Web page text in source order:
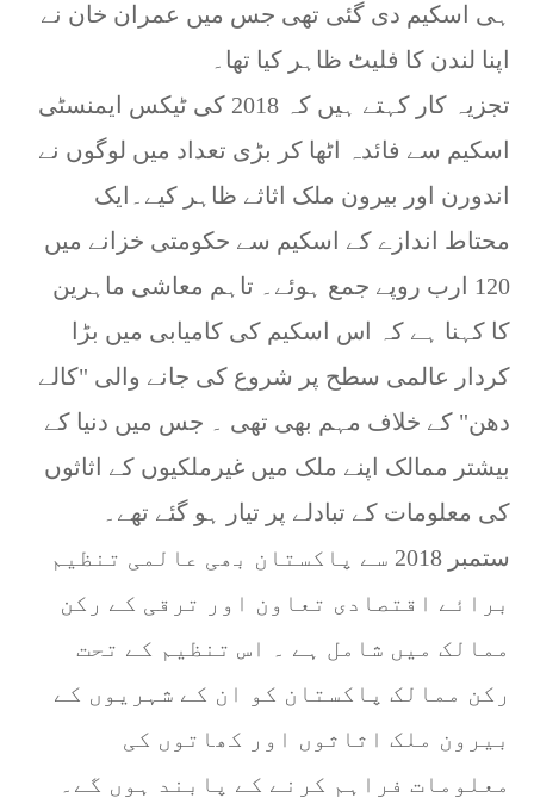
ہی اسکیم دی گئی تھی جس میں عمران خان نے
اپنا لندن کا فلیٹ ظاہر کیا تھا۔
تجزیہ کار کہتے ہیں کہ 2018 کی ٹیکس ایمنسٹی
اسکیم سے فائدہ اٹھا کر بڑی تعداد میں لوگوں نے
اندورن اور بیرون ملک اثاثے ظاہر کیے۔ایک
محتاط اندازے کے اسکیم سے حکومتی خزانے میں
120 ارب روپے جمع ہوئے۔ تاہم معاشی ماہرین
کا کہنا ہے کہ اس اسکیم کی کامیابی میں بڑا
کردار عالمی سطح پر شروع کی جانے والی "کالے
دھن" کے خلاف مہم بھی تھی ۔ جس میں دنیا کے
بیشتر ممالک اپنے ملک میں غیرملکیوں کے اثاثوں
کی معلومات کے تبادلے پر تیار ہو گئے تھے۔
ستمبر 2018 سے پاکستان بھی عالمی تنظیم
برائے اقتصادی تعاون اور ترقی کے رکن
ممالک میں شامل ہے ۔ اس تنظیم کے تحت
رکن ممالک پاکستان کو ان کے شہریوں کے
بیرون ملک اثاثوں اور کھاتوں کی
معلومات فراہم کرنے کے پابند ہوں گے۔